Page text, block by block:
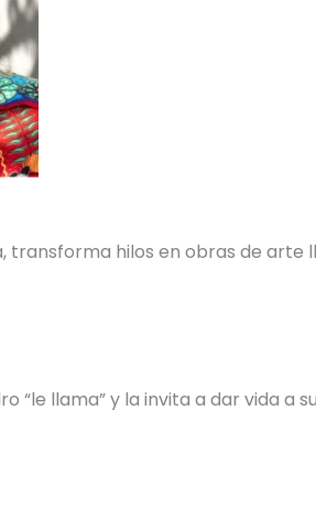
hilos en obras de arte
“le llama” y la invita a dar vida a